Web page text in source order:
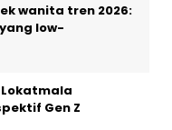
wanita tren 2026:
low-
Gen Z